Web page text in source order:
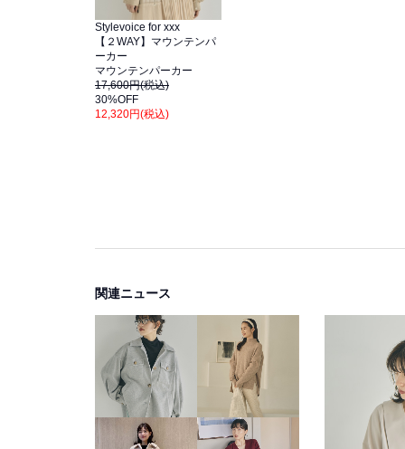
Stylevoice for xxx
【２WAY】マウンテンパ
ーカー
マウンテンパーカー
17,600円(税込)
30%OFF
12,320円(税込)
関連ニュース